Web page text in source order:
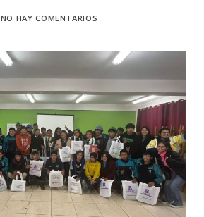
NO HAY COMENTARIOS